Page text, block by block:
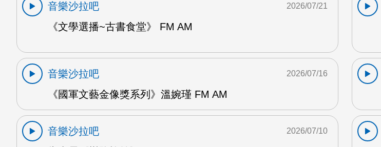
音樂沙拉吧
《文學選播~古書食堂》 FM AM
2026/07/21
音樂沙拉吧
《國軍文藝金像獎系列》溫婉瑾 FM AM
2026/07/16
音樂沙拉吧
2026/07/10